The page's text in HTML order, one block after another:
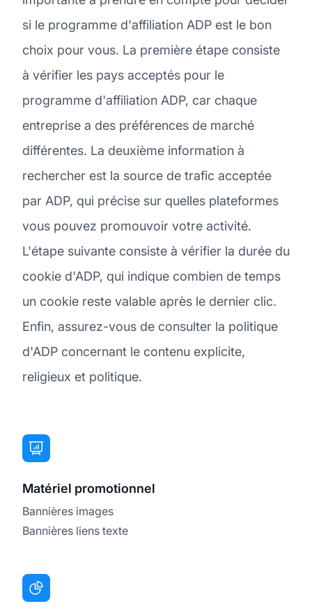
si le programme d'affiliation ADP est le bon
choix pour vous. La première étape consiste
à vérifier les pays acceptés pour le
programme d'affiliation ADP, car chaque
entreprise a des préférences de marché
différentes. La deuxième information à
rechercher est la source de trafic acceptée
par ADP, qui précise sur quelles plateformes
vous pouvez promouvoir votre activité.
L'étape suivante consiste à vérifier la durée du
cookie d'ADP, qui indique combien de temps
un cookie reste valable après le dernier clic.
Enfin, assurez-vous de consulter la politique
d'ADP concernant le contenu explicite,
religieux et politique.
Matériel promotionnel
Bannières images
Bannières liens texte